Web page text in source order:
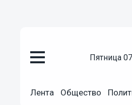
пятница
Лента Общество
Городской